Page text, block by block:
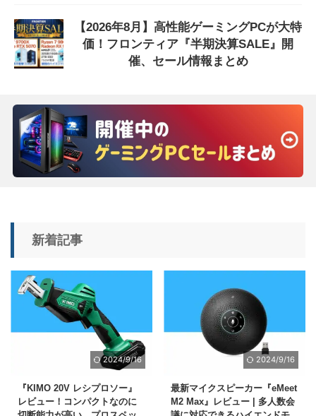
【2026年8月】高性能ゲーミングPCが大特
価！フロンティア『半期決算SALE』開
催、セール情報まとめ
新着記事
2024/9/16
『KIMO 20V レシプロソー』
レビュー！コンパクトなのに
2024/9/16
最新マイクスピーカー『eMeet
M2 Max』レビュー | 多人数会